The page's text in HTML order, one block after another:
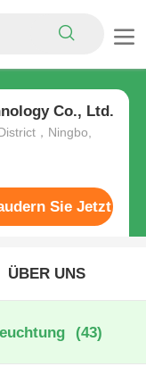
Co., Ltd.
，Ningbo,
Sie Jetzt
ÜBER UNS
(43)